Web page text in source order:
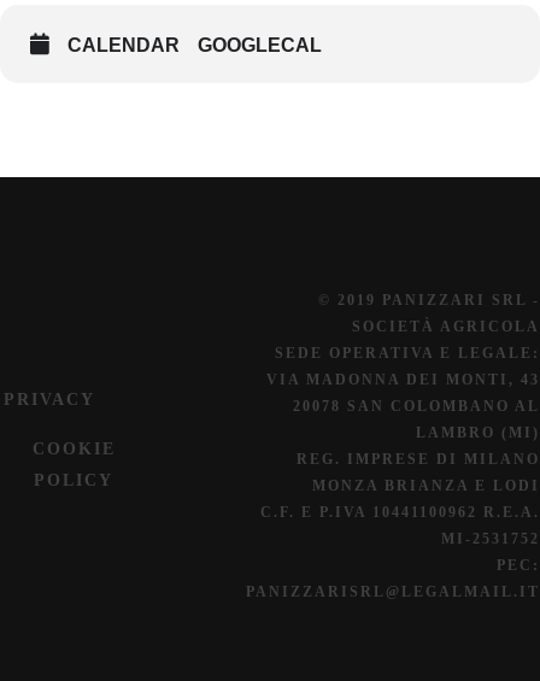
CALENDAR GOOGLECAL
PRIVACY
COOKIE
POLICY
© 2019 PANIZZARI SRL -
SOCIETÀ AGRICOLA
SEDE OPERATIVA E LEGALE:
VIA MADONNA DEI MONTI, 43
20078 SAN COLOMBANO AL
LAMBRO (MI)
REG. IMPRESE DI MILANO
MONZA BRIANZA E LODI
C.F. E P.IVA 10441100962 R.E.A.
MI-2531752
PEC:
PANIZZARISRL@LEGALMAIL.IT